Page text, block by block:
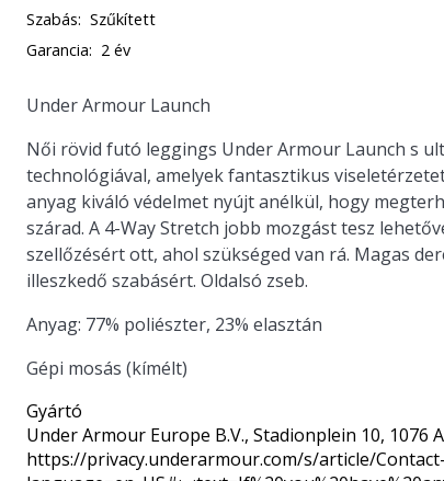
Szabás: Szűkített
Garancia: 2 év
Under Armour Launch
Női rövid futó leggings Under Armour Launch s
technológiával, amelyek fantasztikus
anyag kiváló védelmet nyújt anélkül, hogy
szárad. A 4-Way Stretch jobb mozgást tesz
szellőzésért ott, ahol szükséged van rá. Magas
illeszkedő szabásért. Oldalsó zseb.
Anyag: 77% poliészter, 23% elasztán
Gépi mosás (kímélt)
Gyártó
Under Armour Europe B.V., Stadionplein 10, 1076
https://privacy.underarmour.com/s/article/